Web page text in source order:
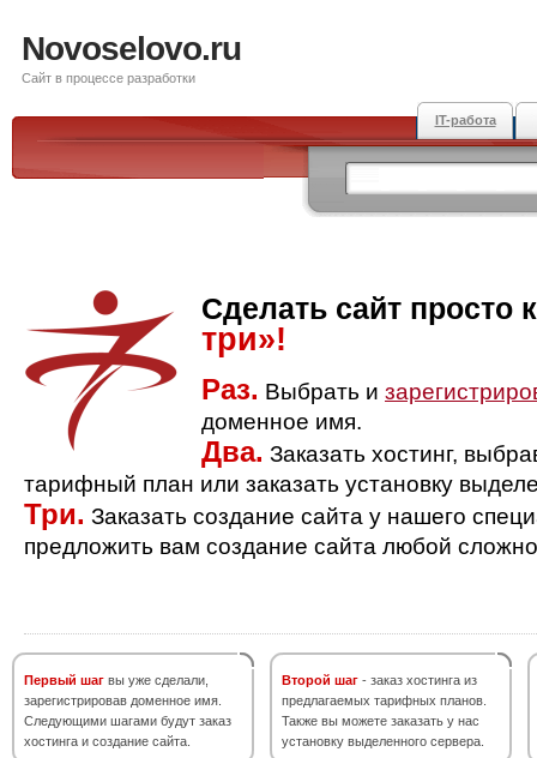
Novoselovo.ru
Сайт в процессе разработки
IT-работа
Сделать сайт просто
три»!
Раз. Выбрать и
доменное имя.
Два. Заказать хостинг,
тарифный план или заказать установку
Три. Заказать создание сайта у нашего
предложить вам создание сайта любой
Первый шаг вы уже сделали,
зарегистрировав доменное имя.
Следующими шагами будут заказ
хостинга и создание сайта.
Второй шаг - заказ хостинга из
предлагаемых тарифных планов.
Также вы можете заказать у нас
установку выделенного сервера.